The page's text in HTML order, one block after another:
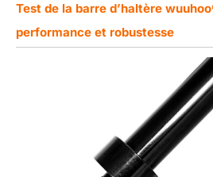
Test de la barre d’haltère
performance et robustesse